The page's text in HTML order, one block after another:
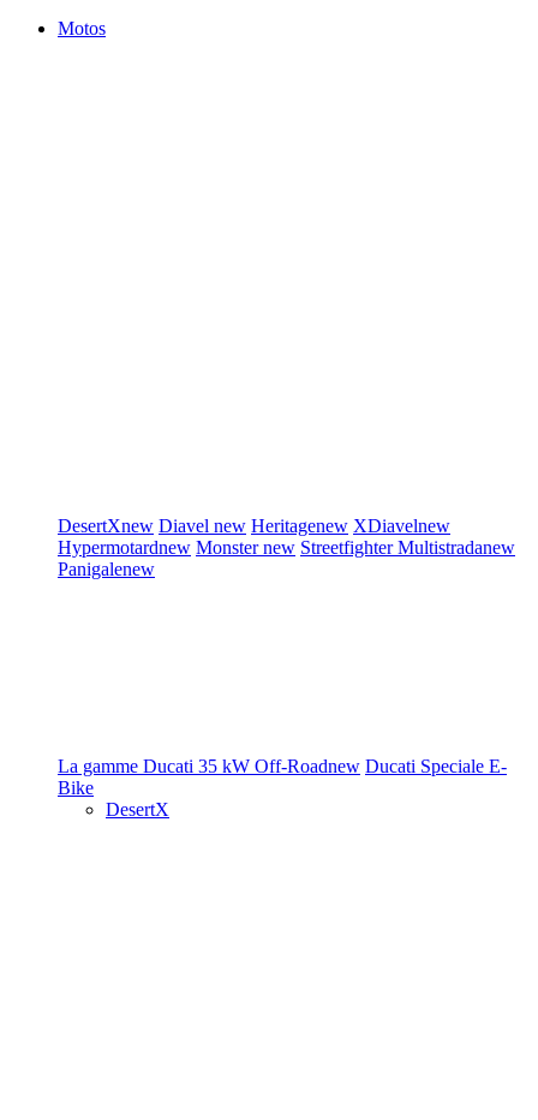
Motos
DesertXnew Diavel new Heritagenew XDiavelnew
Hypermotardnew Monsternew StreetfighterMultistradanew
Panigalenew
La gamme Ducati 35 kW Off-Roadnew Ducati Speciale E-
Bike
DesertX